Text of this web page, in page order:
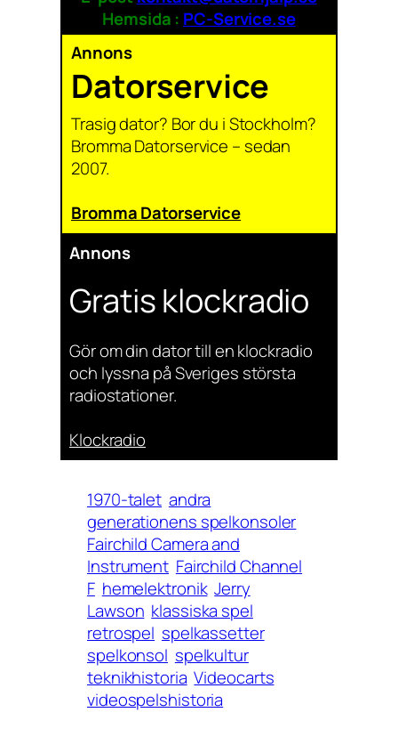
Hemsida : PC-Service.se
Annons
Datorservice
Trasig dator? Bor du i Stockholm?
Bromma Datorservice – sedan
2007.
Bromma Datorservice
Annons
Gratis klockradio
Gör om din dator till en klockradio
och lyssna på Sveriges största
radiostationer.
Klockradio
1970-talet andra
generationens spelkonsoler
Fairchild Camera and
Instrument Fairchild Channel
F hemelektronik Jerry
Lawson klassiska spel
retrospel spelkassetter
spelkonsol spelkultur
teknikhistoria Videocarts
videospelshistoria